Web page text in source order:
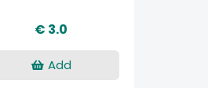
€ 3.0
Add